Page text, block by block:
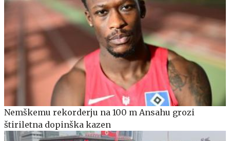
Nemškemu rekorderju na 100 m Ansahu grozi
štiriletna dopinška kazen